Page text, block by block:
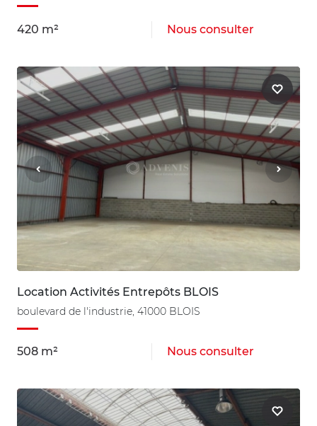
420 m² Nous consulter
Location Activités Entrepôts BLOIS
boulevard de l'industrie, 41000 BLOIS
508 m² Nous consulter